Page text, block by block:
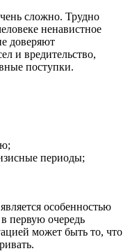
сложно. Трудно
ненавистное
доверяют
и вредительство,
поступки.
периоды;
особенностью
первую очередь
может быть то, что